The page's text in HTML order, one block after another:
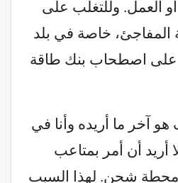
العمل. وللتغلب على
المفاجئ، خاصة في بلد
على اصطحاب بنك طاقة
آخر ما أريده وأنا في
أريد أن أمر بمتاعب
محطة شحن. لهذا السبب